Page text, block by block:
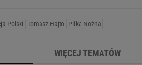
Polski Tomasz Hajto Piłka Nożna
WIĘCEJ TEMATÓW